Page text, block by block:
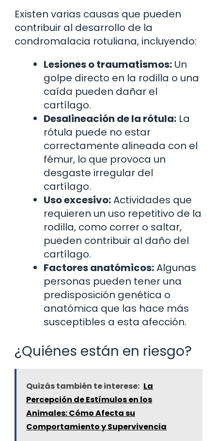
Existen varias causas que pueden
contribuir al desarrollo de la
condromalacia rotuliana, incluyendo:
Lesiones o traumatismos: Un
golpe directo en la rodilla o una
caída pueden dañar el
cartílago.
Desalineación de la rótula: La
rótula puede no estar
correctamente alineada con el
fémur, lo que provoca un
desgaste irregular del
cartílago.
Uso excesivo:Actividades que
requieren un uso repetitivo de la
rodilla, como correr o saltar,
pueden contribuir al daño del
cartílago.
Factores anatómicos:Algunas
personas pueden tener una
predisposición genética o
anatómica que las hace más
susceptibles a esta afección.
¿Quiénes están en riesgo?
Quizás también te interese: La
Percepción de Estímulos en los
Animales: Cómo Afecta su
Comportamiento y Supervivencia